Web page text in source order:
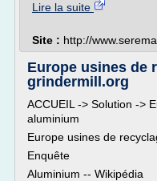
Lire la suite
Site : http://
Europe usines de
grindermill.org
ACCUEIL -> Solution ->
aluminium
Europe usines de
Enquête
Aluminium -- Wikipédia